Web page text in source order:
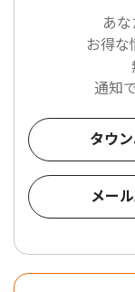
あ
お得な
通知
タウ
メー